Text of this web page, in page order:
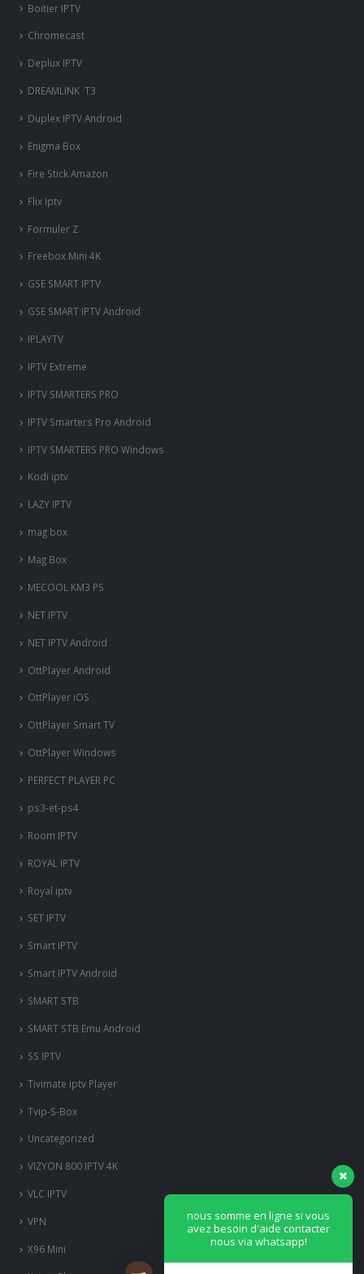
Boitier IPTV
Chromecast
Deplux IPTV
DREAMLINK T3
Duplex IPTV Android
Enigma Box
Fire Stick Amazon
Flix Iptv
Formuler Z
Freebox Mini 4K
‎GSE SMART IPTV
GSE SMART IPTV Android
IPLAYTV
IPTV Extreme
IPTV SMARTERS PRO
IPTV Smarters Pro Android
IPTV SMARTERS PRO Windows
Kodi iptv
LAZY IPTV
mag box
Mag Box
MECOOL KM3 PS
NET IPTV
NET IPTV Android
OttPlayer Android
OttPlayer iOS
OttPlayer Smart TV
OttPlayer Windows
PERFECT PLAYER PC
ps3-et-ps4
Room IPTV
ROYAL IPTV
Royal iptv
SET IPTV
Smart IPTV
Smart IPTV Android
SMART STB
SMART STB Emu Android
SS IPTV
Tivimate iptv Player
Tvip-S-Box
Uncategorized
VIZYON 800 IPTV 4K
VLC IPTV
VPN
X96 Mini
nous somme en ligne si vous
avez besoin d'aide contacter
nous via whatsapp!